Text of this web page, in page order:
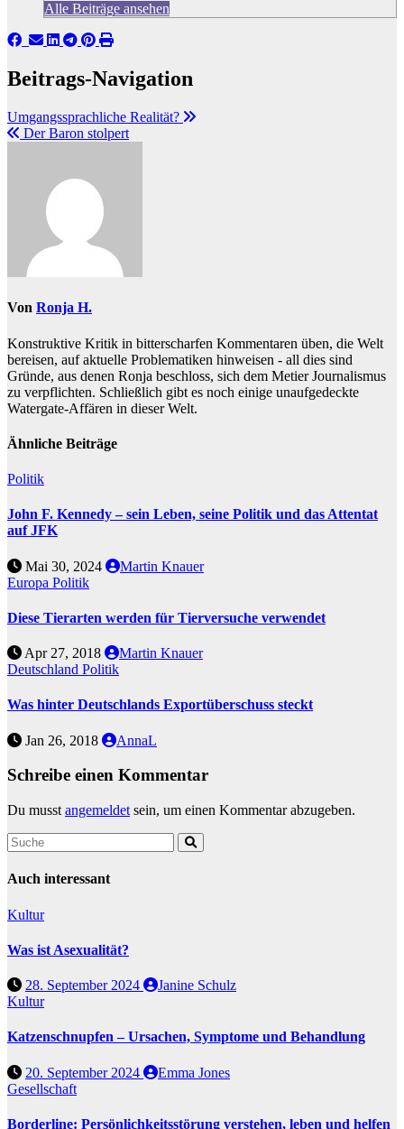
Alle Beiträge ansehen
Beitrags-Navigation
Umgangssprachliche Realität?
Der Baron stolpert
Von Ronja H.
Konstruktive Kritik in bitterscharfen Kommentaren üben, die Welt
bereisen, auf aktuelle Problematiken hinweisen - all dies sind
Gründe, aus denen Ronja beschloss, sich dem Metier Journalismus
zu verpflichten. Schließlich gibt es noch einige unaufgedeckte
Watergate-Affären in dieser Welt.
Ähnliche Beiträge
Politik
John F. Kennedy – sein Leben, seine Politik und das Attentat
auf JFK
Mai 30, 2024
Martin Knauer
Europa Politik
Diese Tierarten werden für Tierversuche verwendet
Apr 27, 2018
Martin Knauer
Deutschland Politik
Was hinter Deutschlands Exportüberschuss steckt
Jan 26, 2018 AnnaL
Schreibe einen Kommentar
Du musst angemeldet sein, um einen Kommentar abzugeben.
Auch interessant
Kultur
Was ist Asexualität?
28. September 2024
Janine Schulz
Kultur
Katzenschnupfen – Ursachen, Symptome und Behandlung
20. September 2024
Emma Jones
Gesellschaft
Borderline: Persönlichkeitsstörung verstehen, leben und helfen